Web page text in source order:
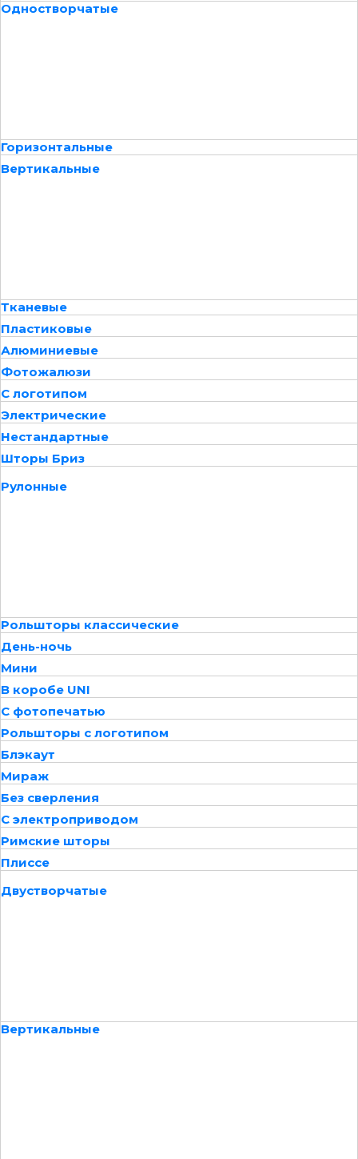
Одностворчатые
Горизонтальные
Вертикальные
Тканевые
Пластиковые
Алюминиевые
Фотожалюзи
С логотипом
Электрические
Нестандартные
Шторы Бриз
Рулонные
Рольшторы классические
День-ночь
Мини
В коробе UNI
С фотопечатью
Рольшторы с логотипом
Блэкаут
Мираж
Без сверления
С электроприводом
Римские шторы
Плиссе
Двустворчатые
Вертикальные